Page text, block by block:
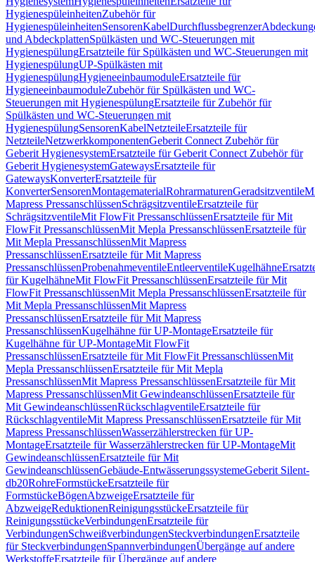
HygienespüleinheitenZubehör für
HygienespüleinheitenSensorenKabelDurchflussbegrenzer
und AbdeckplattenSpülkästen und WC-Steuerungen mit
HygienespülungErsatzteile für Spülkästen und WC-Steuerungen mit
HygienespülungUP-Spülkästen mit
HygienespülungHygieneeinbaumoduleErsatzteile für
HygieneeinbaumoduleZubehör für Spülkästen und WC-
Steuerungen mit HygienespülungErsatzteile für Zubehör für
Spülkästen und WC-Steuerungen mit
HygienespülungSensorenKabelNetzteileErsatzteile für
NetzteileNetzwerkkomponentenGeberit Connect Zubehör für
Geberit HygienesystemErsatzteile für Geberit Connect Zubehör für
Geberit HygienesystemGatewaysErsatzteile für
GatewaysKonverterErsatzteile für
KonverterSensorenMontagematerialRohrarmaturenGeradsitzventile
Mapress PressanschlüssenSchrägsitzventileErsatzteile für
SchrägsitzventileMit FlowFit PressanschlüssenErsatzteile für Mit
FlowFit PressanschlüssenMit Mepla PressanschlüssenErsatzteile für
Mit Mepla PressanschlüssenMit Mapress
PressanschlüssenErsatzteile für Mit Mapress
PressanschlüssenProbenahmeventileEntleerventileKugelhähne
für KugelhähneMit FlowFit PressanschlüssenErsatzteile für Mit
FlowFit PressanschlüssenMit Mepla PressanschlüssenErsatzteile für
Mit Mepla PressanschlüssenMit Mapress
PressanschlüssenErsatzteile für Mit Mapress
PressanschlüssenKugelhähne für UP-MontageErsatzteile für
Kugelhähne für UP-MontageMit FlowFit
PressanschlüssenErsatzteile für Mit FlowFit PressanschlüssenMit
Mepla PressanschlüssenErsatzteile für Mit Mepla
PressanschlüssenMit Mapress PressanschlüssenErsatzteile für Mit
Mapress PressanschlüssenMit GewindeanschlüssenErsatzteile für
Mit GewindeanschlüssenRückschlagventileErsatzteile für
RückschlagventileMit Mapress PressanschlüssenErsatzteile für Mit
Mapress PressanschlüssenWasserzählerstrecken für UP-
MontageErsatzteile für Wasserzählerstrecken für UP-MontageMit
GewindeanschlüssenErsatzteile für Mit
GewindeanschlüssenGebäude-EntwässerungssystemeGeberit Silent-
db20RohreFormstückeErsatzteile für
FormstückeBögenAbzweigeErsatzteile für
AbzweigeReduktionenReinigungsstückeErsatzteile für
ReinigungsstückeVerbindungenErsatzteile für
VerbindungenSchweißverbindungenSteckverbindungenErsatzteile
für SteckverbindungenSpannverbindungenÜbergänge auf andere
WerkstoffeErsatzteile für Übergänge auf andere